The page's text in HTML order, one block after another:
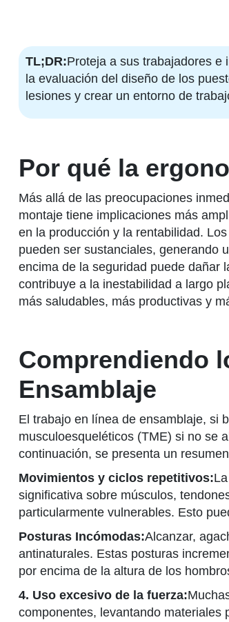
TL;DR:Proteja a sus trabajadores e
la evaluación del diseño de los
lesiones y crear un entorno de
Por qué la
Más allá de las preocupaciones
montaje tiene implicaciones más
en la producción y la rentabilidad.
pueden ser sustanciales, generando
encima de la seguridad puede dañar
contribuye a la inestabilidad a largo
más saludables, más productivas y
Comprendiendo
Ensamblaje
El trabajo en línea de ensamblaje, si
musculoesqueléticos (TME) si no se
continuación, se presenta un
Movimientos y ciclos repetitivos:
significativa sobre músculos,
particularmente vulnerables. Esto
Posturas Incómodas:Alcanzar,
antinaturales. Estas posturas
por encima de la altura de los
4. Uso excesivo de la fuerza:
componentes, levantando materiales